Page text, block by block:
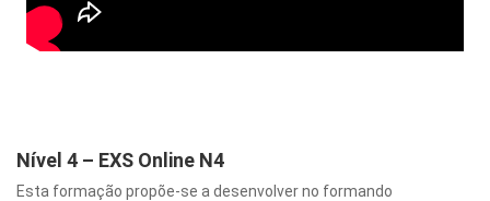
Nível 4 – EXS Online N4
Esta formação propõe-se a desenvolver no formando